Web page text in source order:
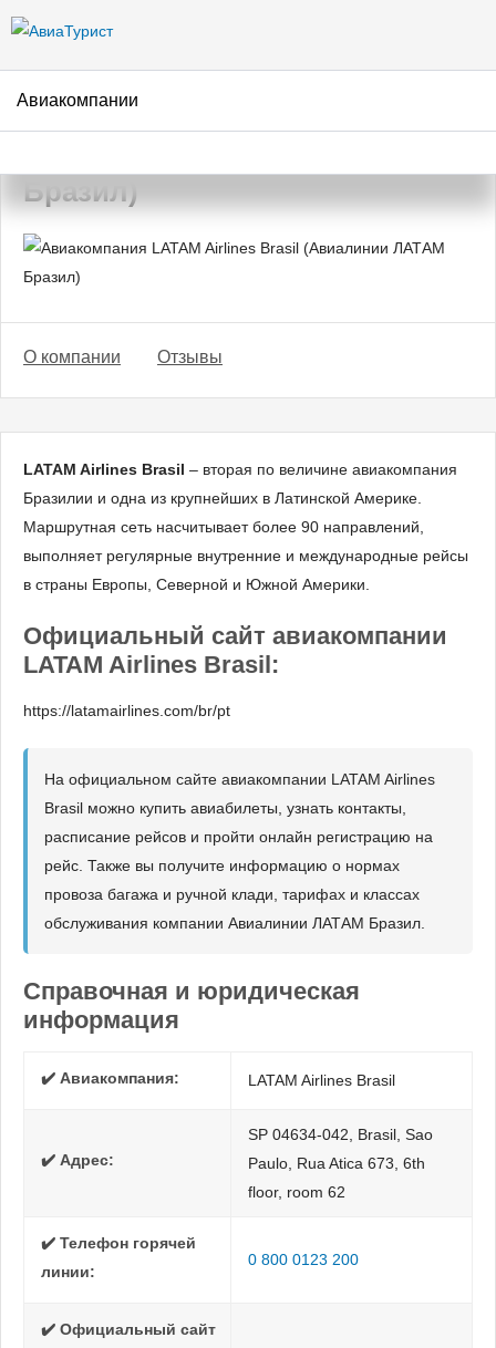
Авиакомпании
Авиакомпания LATAM Airlines
Бразил)
О компании Отзывы
LATAM Airlines Brasil – вторая по величине авиакомпания
Бразилии и одна из крупнейших в Латинской Америке.
Маршрутная сеть насчитывает более 90 направлений,
выполняет регулярные внутренние и международные рейсы
в страны Европы, Северной и Южной Америки.
Официальный сайт авиакомпании
LATAM Airlines Brasil:
https://latamairlines.com/br/pt
На официальном сайте авиакомпании LATAM Airlines
Brasil можно купить авиабилеты, узнать контакты,
расписание рейсов и пройти онлайн регистрацию на
рейс. Также вы получите информацию о нормах
провоза багажа и ручной клади, тарифах и классах
обслуживания компании Авиалинии ЛАТАМ Бразил.
Справочная и юридическая
информация
✔️ Авиакомпания: LATAM Airlines Brasil
✔️ Адрес:
SP 04634-042, Brasil, Sao
Paulo, Rua Atica 673, 6th
floor, room 62
✔️ Телефон горячей
линии:
0 800 0123 200
✔️ Официальный сайт